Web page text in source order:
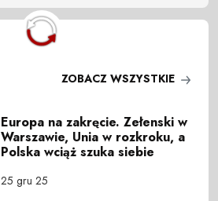
ZOBACZ WSZYSTKIE
Europa na zakręcie. Zełenski w
Warszawie, Unia w rozkroku, a
Polska wciąż szuka siebie
25 gru 25